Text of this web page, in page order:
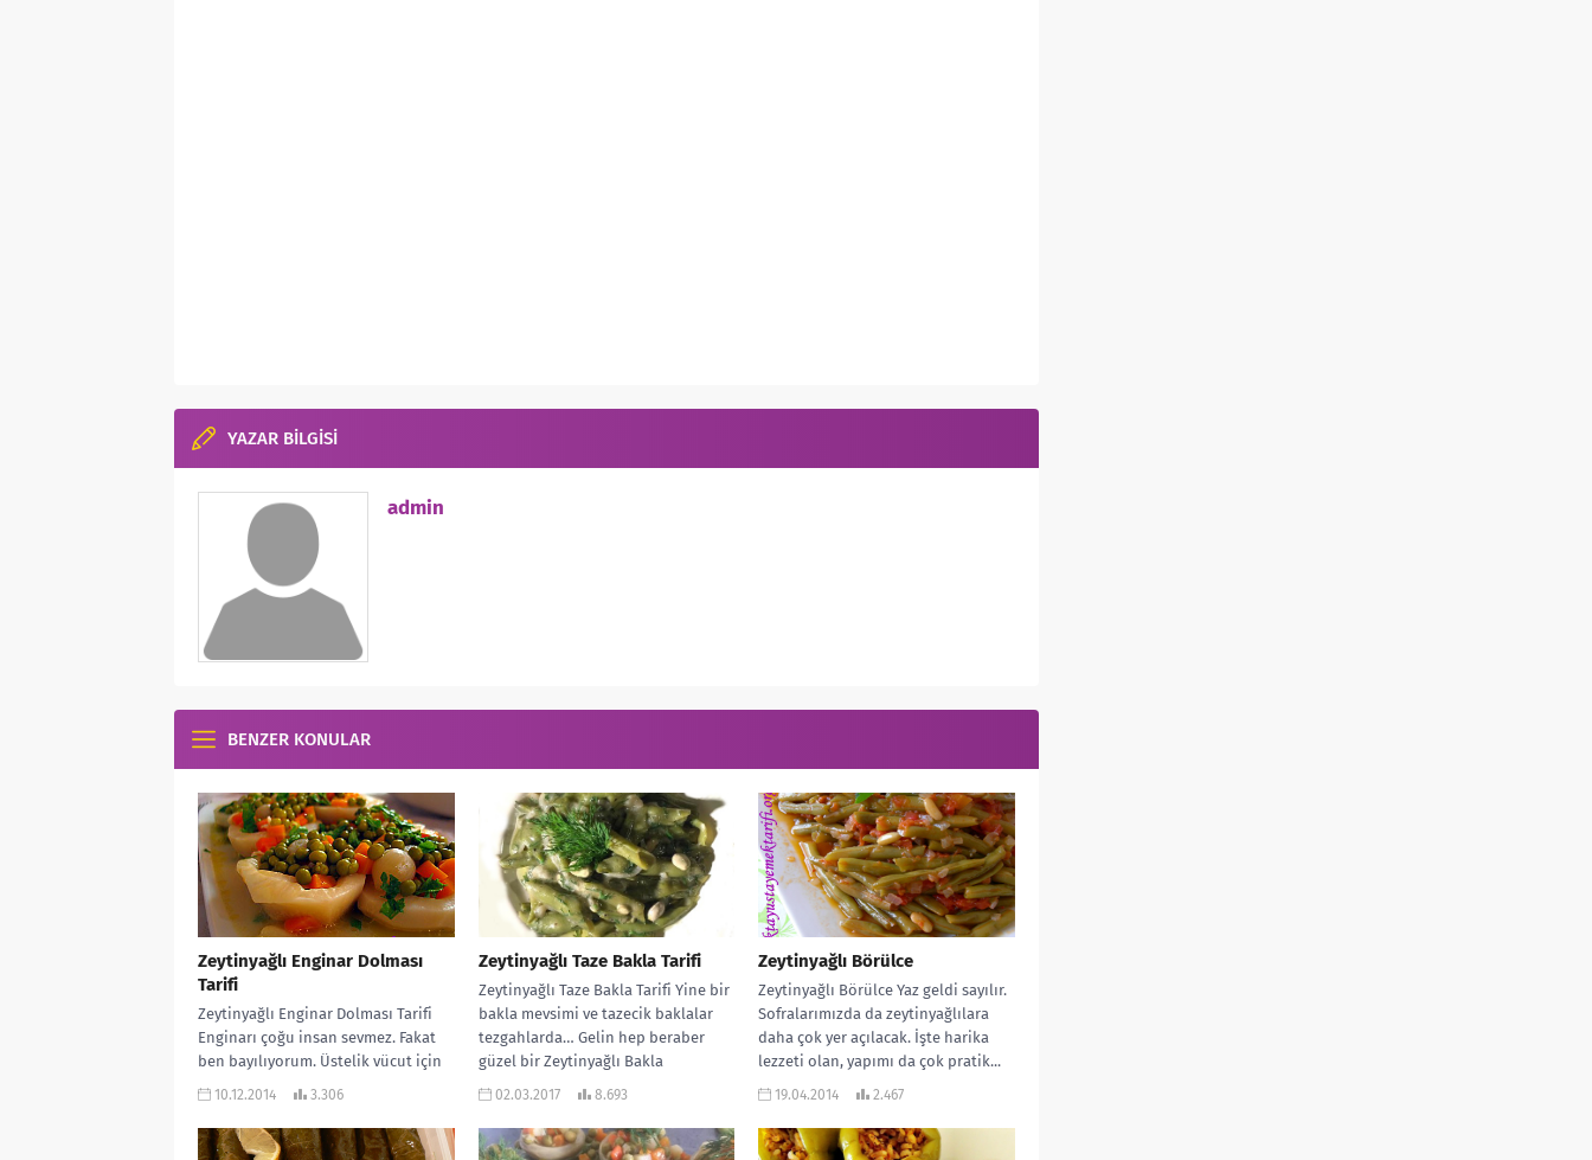
YAZAR BİLGİSİ
admin
BENZER KONULAR
Zeytinyağlı Enginar Dolması
Tarifi
Zeytinyağlı Enginar Dolması Tarifi
Enginarı çoğu insan sevmez. Fakat
ben bayılıyorum. Üstelik vücut için
faydaları çok. Özellikle de karaciğer
10.12.2014 3.306
Zeytinyağlı Taze Bakla Tarifi
Zeytinyağlı Taze Bakla Tarifi Yine bir
bakla mevsimi ve tazecik baklalar
tezgahlarda… Gelin hep beraber
güzel bir Zeytinyağlı Bakla
yapalım....
02.03.2017 8.693
Zeytinyağlı Börülce
Zeytinyağlı Börülce Yaz geldi sayılır.
Sofralarımızda da zeytinyağlılara
daha çok yer açılacak. İşte harika
lezzeti olan, yapımı da çok pratik...
19.04.2014 2.467